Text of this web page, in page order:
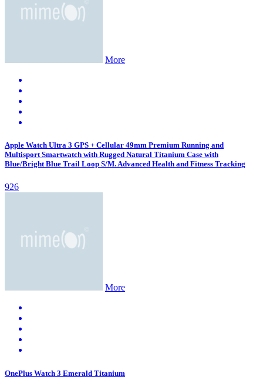
More
Apple Watch Ultra 3 GPS + Cellular 49mm Premium Running and
Multisport Smartwatch with Rugged Natural Titanium Case with
Blue/Bright Blue Trail Loop S/M. Advanced Health and Fitness Tracking
926
More
OnePlus Watch 3 Emerald Titanium